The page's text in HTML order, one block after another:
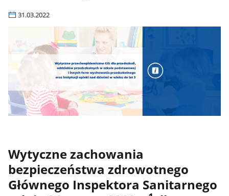
31.03.2022
Wytyczne zachowania
bezpieczeństwa zdrowotnego
Głównego Inspektora Sanitarnego